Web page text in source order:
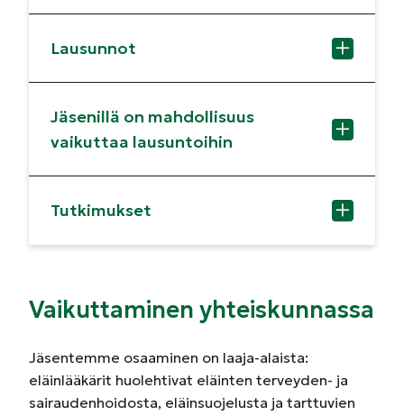
Lausunnot
Jäsenillä on mahdollisuus
vaikuttaa lausuntoihin
Tutkimukset
Vaikuttaminen yhteiskunnassa
Jäsentemme osaaminen on laaja-alaista:
eläinlääkärit huolehtivat eläinten terveyden- ja
sairaudenhoidosta, eläinsuojelusta ja tarttuvien